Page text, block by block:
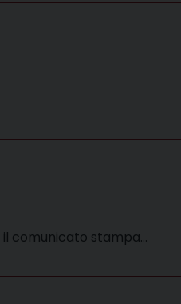
il comunicato stampa…